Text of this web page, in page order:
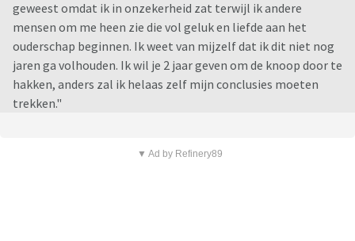
geweest omdat ik in onzekerheid zat terwijl ik andere
mensen om me heen zie die vol geluk en liefde aan het
ouderschap beginnen. Ik weet van mijzelf dat ik dit niet nog
jaren ga volhouden. Ik wil je 2 jaar geven om de knoop door te
hakken, anders zal ik helaas zelf mijn conclusies moeten
trekken."
▼ Ad by Refinery89